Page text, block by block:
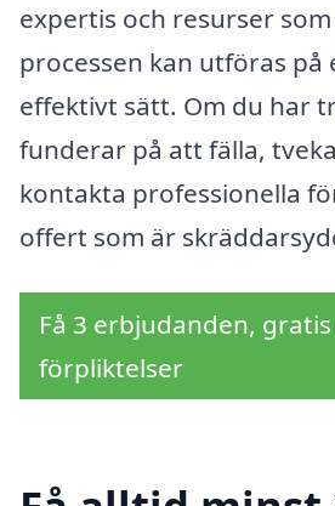
expertis och resurser
processen kan utföras på
effektivt sätt. Om du har
funderar på att fälla,
kontakta professionella
offert som är
Få 3 erbjudanden,
förpliktelser